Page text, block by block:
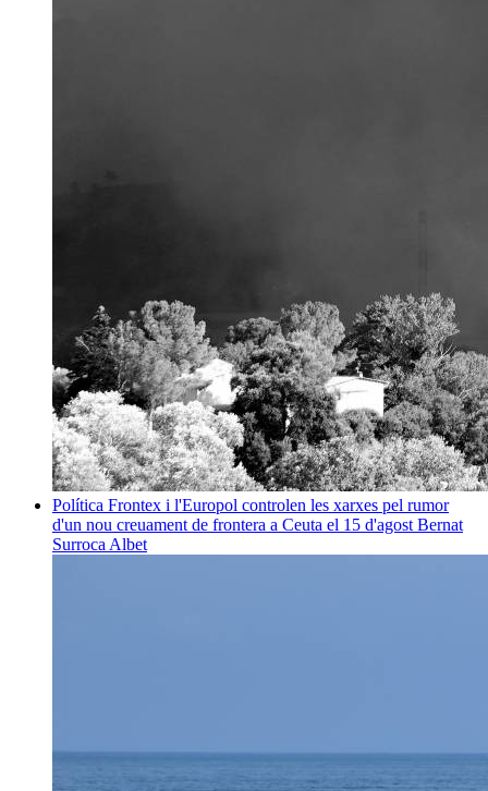
Política Frontex i l'Europol controlen les xarxes pel rumor
d'un nou creuament de frontera a Ceuta el 15 d'agost Bernat
Surroca Albet